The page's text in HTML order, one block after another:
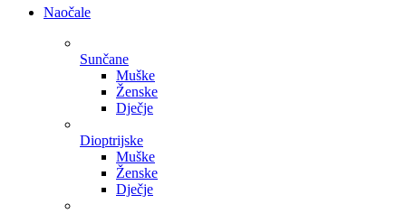
Naočale
Sunčane
Muške
Ženske
Dječje
Dioptrijske
Muške
Ženske
Dječje